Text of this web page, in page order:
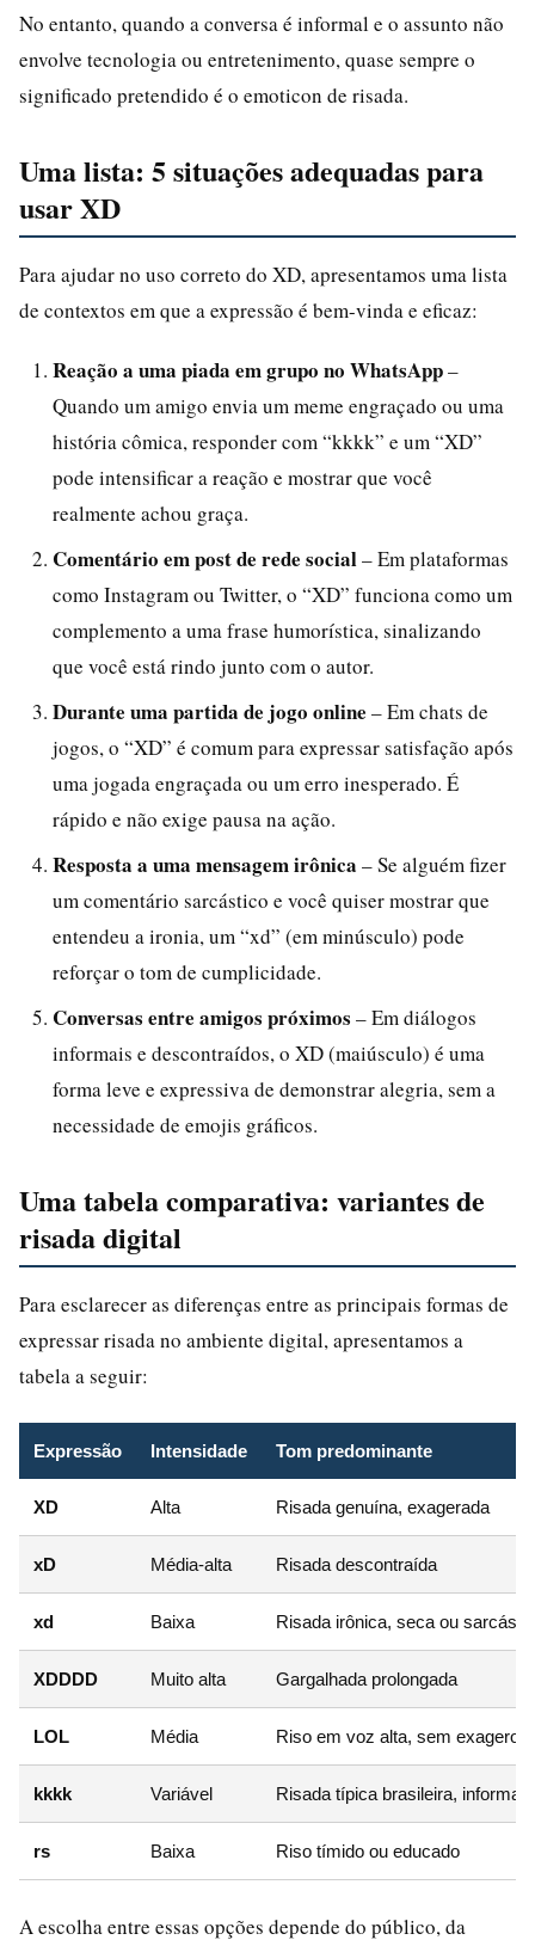
No entanto, quando a conversa é informal e o assunto não
envolve tecnologia ou entretenimento, quase sempre o
significado pretendido é o emoticon de risada.
Uma lista: 5 situações adequadas para
usar XD
Para ajudar no uso correto do XD, apresentamos uma lista
de contextos em que a expressão é bem-vinda e eficaz:
Reação a uma piada em grupo no WhatsApp–
Quando um amigo envia um meme engraçado ou uma
história cômica, responder com “kkkk” e um “XD”
pode intensificar a reação e mostrar que você
realmente achou graça.
Comentário em post de rede social– Em plataformas
como Instagram ou Twitter, o “XD” funciona como um
complemento a uma frase humorística, sinalizando
que você está rindo junto com o autor.
Durante uma partida de jogo online – Em chats de
jogos, o “XD” é comum para expressar satisfação após
uma jogada engraçada ou um erro inesperado. É
rápido e não exige pausa na ação.
Resposta a uma mensagem irônica – Se alguém fizer
um comentário sarcástico e você quiser mostrar que
entendeu a ironia, um “xd” (em minúsculo) pode
reforçar o tom de cumplicidade.
Conversas entre amigos próximos – Em diálogos
informais e descontraídos, o XD (maiúsculo) é uma
forma leve e expressiva de demonstrar alegria, sem a
necessidade de emojis gráficos.
Uma tabela comparativa: variantes de
risada digital
Para esclarecer as diferenças entre as principais formas de
expressar risada no ambiente digital, apresentamos a
tabela a seguir:
Expressão Intensidade Tom predominante
XD Alta Risada genuína, exagerada
xD Média-alta Risada descontraída
xd Baixa Risada irônica, seca ou
XDDDD Muito alta Gargalhada prolongada
LOL Média Riso em voz alta, sem exagero
kkkk Variável Risada típica brasileira, informal
rs Baixa Riso tímido ou educado
A escolha entre essas opções depende do público, da